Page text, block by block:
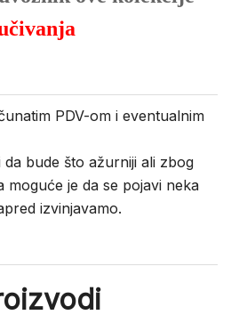
PDV-om i eventualnim
bude što ažurniji ali zbog
je da se pojavi neka
izvinjavamo.